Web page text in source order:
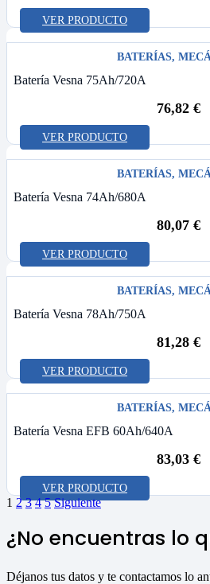
VER PRODUCTO
BATERÍAS,
Batería Vesna 75Ah/720A
76,82 €
VER PRODUCTO
BATERÍAS,
Batería Vesna 74Ah/680A
80,07 €
VER PRODUCTO
BATERÍAS,
Batería Vesna 78Ah/750A
81,28 €
VER PRODUCTO
BATERÍAS,
Batería Vesna EFB 60Ah/640A
83,03 €
VER PRODUCTO
1 2 3 4 5 Siguiente
¿No encuentras lo
Déjanos tus datos y te contactamos lo